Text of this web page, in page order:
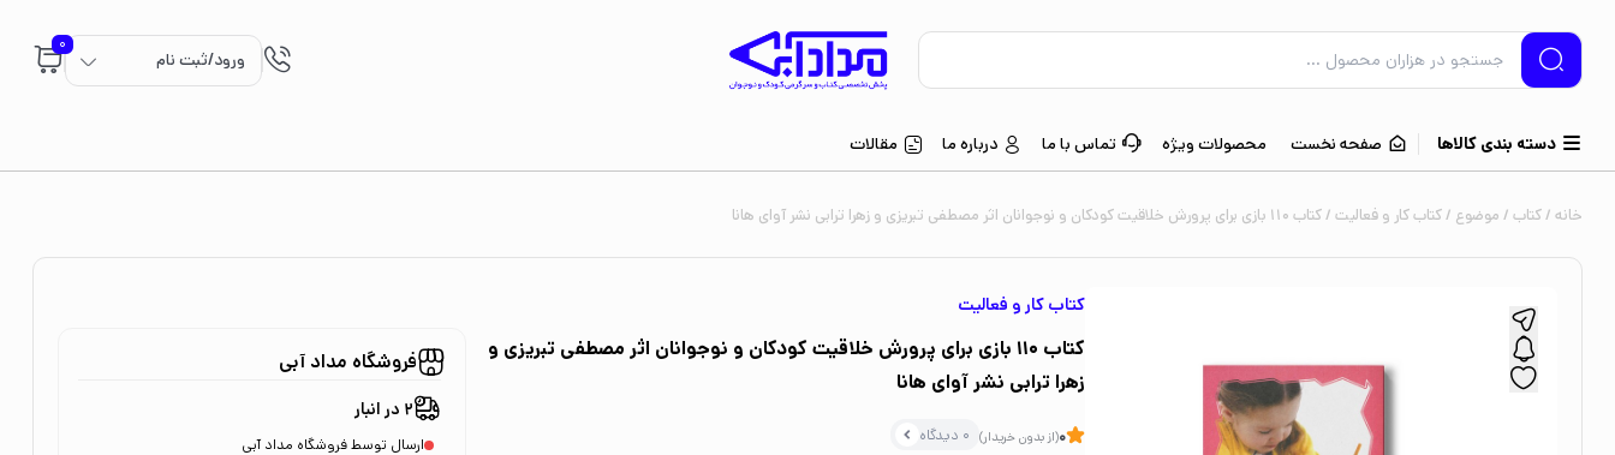
ورود/ثبت نام
0
دسته بندی کالاها صفحه نخست محصولات ویژه تماس با ما درباره ما مقالات
خانه/کتاب/ موضوع /کتاب کار و فعالیت/ کتاب 110 بازی برای پرورش خلاقیت کودکان و نوجوانان اثر مصطفی تبریزی و زهرا ترابی نشر آوای هانا
کتاب کار و فعالیت
کتاب 110 بازی برای پرورش خلاقیت کودکان و نوجوانان اثر مصطفی تبریزی و
زهرا ترابی نشر آوای هانا
0(از بدون خریدار) 0 دیدگاه
فروشگاه مداد آبی
2 در انبار
ارسال توسط فروشگاه مداد آبی